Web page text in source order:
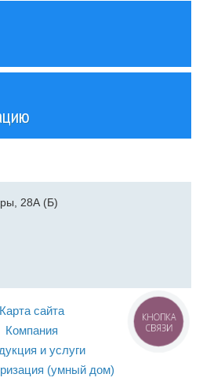
28А (Б)
Карта сайта
Компания
и услуги
(умный дом)
КНОПКА
СВЯЗИ